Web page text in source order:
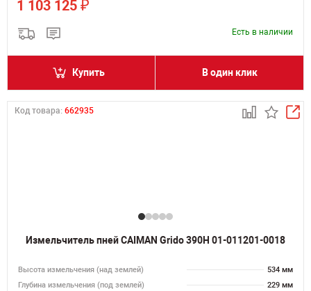
1 103 125 ₽
Есть в наличии
Купить В один клик
Код товара: 662935
Измельчитель пней CAIMAN Grido 390H 01-011201-0018
Высота измельчения (над землей)
534 мм
Глубина измельчения (под землей)
229 мм